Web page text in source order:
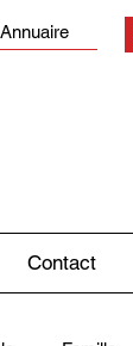
Annuaire
Contact